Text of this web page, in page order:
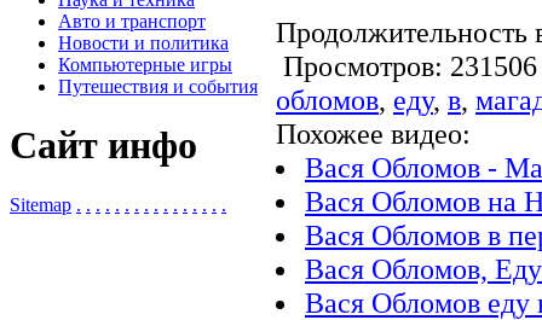
Авто и транспорт
Новости и политика
Компьютерные игры
Путешествия и события
Сайт инфо
Sitemap . . . . . . . . . . . . . . . .
Продолжительность
Просмотров:
обломов, еду, в,
Похожее видео:
Вася Обломов -
Вася Обломов на
Вася Обломов в
Вася Обломов,
Вася Обломов еду